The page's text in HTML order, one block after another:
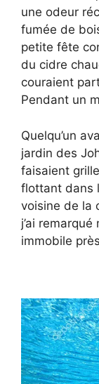
une odeur
fumée de
petite fête
du cidre
couraient
Pendant un
Quelqu’un
jardin des
faisaient
flottant dans
voisine de la
j’ai
immobile